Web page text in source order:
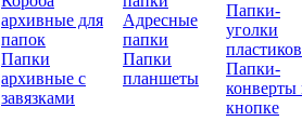
архивные для
папок
Папки
архивные с
завязками
Адресные
папки
Папки
планшеты
Папки-
уголки
Папки-
конверты
кнопке